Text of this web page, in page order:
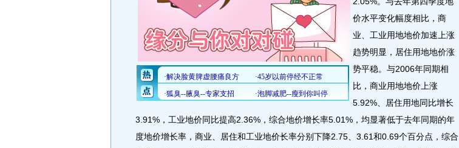
价水平变化幅度相比，商
业、工业用地地价加速上涨
趋势明显，居住用地地价涨
势平稳。与2006年同期相
比，商业用地地价上涨
5.92%、居住用地同比增长
3.91%，工业地价同比提高2.36%，综合地价增长率5.01%，均显著低于去年同期的年
度地价增长率，商业、居住和工业地价长率分别下降2.75、3.61和0.69个百分点，综合